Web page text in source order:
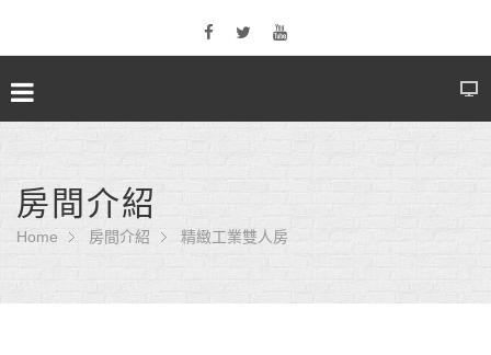
房間介紹
Home 房間介紹 精緻工業雙人房